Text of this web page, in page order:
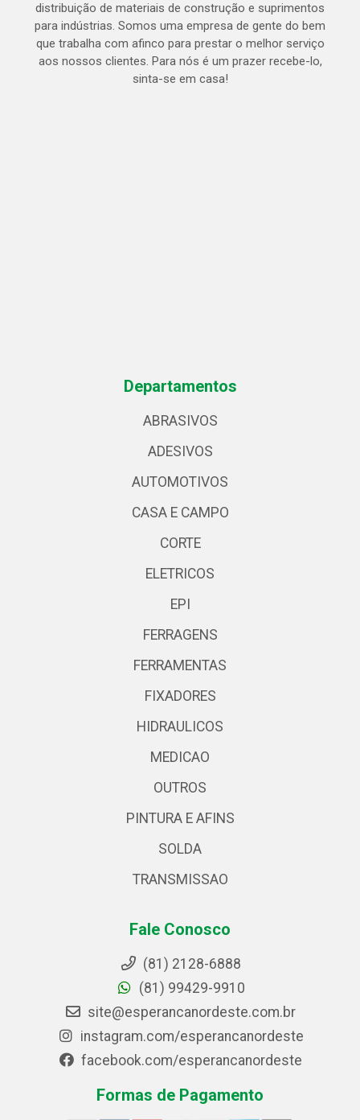
distribuição de materiais de construção e suprimentos
para indústrias. Somos uma empresa de gente do bem
que trabalha com afinco para prestar o melhor serviço
aos nossos clientes. Para nós é um prazer recebe-lo,
sinta-se em casa!
Departamentos
ABRASIVOS
ADESIVOS
AUTOMOTIVOS
CASA E CAMPO
CORTE
ELETRICOS
EPI
FERRAGENS
FERRAMENTAS
FIXADORES
HIDRAULICOS
MEDICAO
OUTROS
PINTURA E AFINS
SOLDA
TRANSMISSAO
Fale Conosco
(81) 2128-6888
(81) 99429-9910
site@esperancanordeste.com.br
instagram.com/esperancanordeste
facebook.com/esperancanordeste
Formas de Pagamento